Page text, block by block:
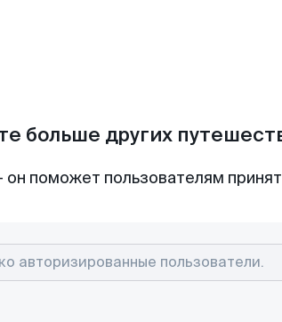
больше других
поможет пользователям